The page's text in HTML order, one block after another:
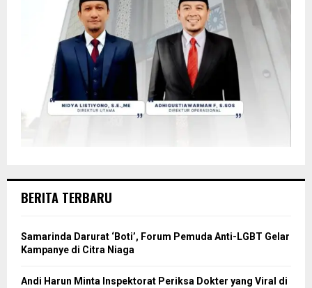
BERITA TERBARU
Samarinda Darurat ‘Boti’, Forum Pemuda Anti-LGBT Gelar
Kampanye di Citra Niaga
Andi Harun Minta Inspektorat Periksa Dokter yang Viral di